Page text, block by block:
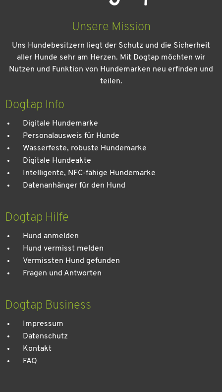
Kein Urlaub ohne meinen Hund: Leitfaden für einen
Unsere Mission
Uns Hundebesitzern liegt der Schutz und die Sicherheit
aller Hunde sehr am Herzen. Mit Dogtap möchten wir
Nutzen und Funktion von Hundemarken neu erfinden und
teilen.
Dogtap Info
Digitale Hundemarke
Personalausweis für Hunde
Wasserfeste, robuste Hundemarke
Digitale Hundeakte
Intelligente, NFC-fähige Hundemarke
Datenanhänger für den Hund
Dogtap Hilfe
Hund anmelden
Hund vermisst melden
Vermissten Hund gefunden
Fragen und Antworten
Dogtap Business
Impressum
Datenschutz
Kontakt
FAQ